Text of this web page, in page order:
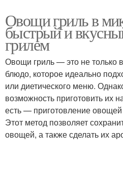
Соус на гриле
Овощи гриль в
быстрый и
грилем
Овощи гриль — это не только
блюдо, которое идеально
или диетического меню.
возможность приготовить их
есть — приготовление
Этот метод позволяет
овощей, а также сделать их